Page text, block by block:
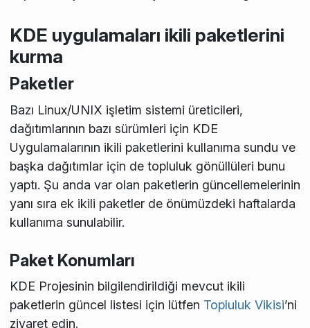
KDE uygulamaları ikili paketlerini
kurma
Paketler
Bazı Linux/UNIX işletim sistemi üreticileri,
dağıtımlarının bazı sürümleri için KDE
Uygulamalarının ikili paketlerini kullanıma sundu ve
başka dağıtımlar için de topluluk gönüllüleri bunu
yaptı. Şu anda var olan paketlerin güncellemelerinin
yanı sıra ek ikili paketler de önümüzdeki haftalarda
kullanıma sunulabilir.
Paket Konumları
KDE Projesinin bilgilendirildiği mevcut ikili
paketlerin güncel listesi için lütfen Topluluk Vikisi’ni
ziyaret edin.